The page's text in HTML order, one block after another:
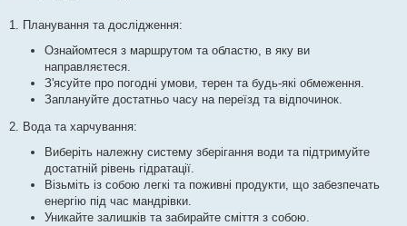
1. Планування та дослідження:
Ознайомтеся з маршрутом та областю, в яку ви
направляєтеся.
З'ясуйте про погодні умови, терен та будь-які обмеження.
Заплануйте достатньо часу на переїзд та відпочинок.
2. Вода та харчування:
Виберіть належну систему зберігання води та підтримуйте
достатній рівень гідратації.
Візьміть із собою легкі та поживні продукти, що забезпечать
енергію під час мандрівки.
Уникайте залишків та забирайте сміття з собою.